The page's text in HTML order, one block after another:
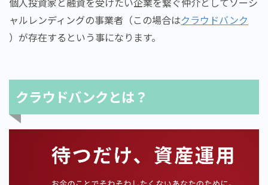
ャルレンディングの事業者（この場合はクラウドバンク
）が存在するという事になります。
クラウドバンクとは？